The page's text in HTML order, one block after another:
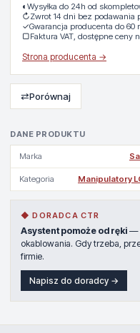
DANE PRODUKTU
Marka
Kategoria Manipulatory
◆ DORADCA CTR
Asystent pomoże od ręki —
okablowania. Gdy trzeba,
firmie.
Napisz do doradcy →
◐ Wysyłka do 24h od
↻Zwrot 14 dni bez podawania
✓Gwarancja producenta do 60
▢Faktura VAT, dostępne ceny
Strona producenta →
⇄Porównaj